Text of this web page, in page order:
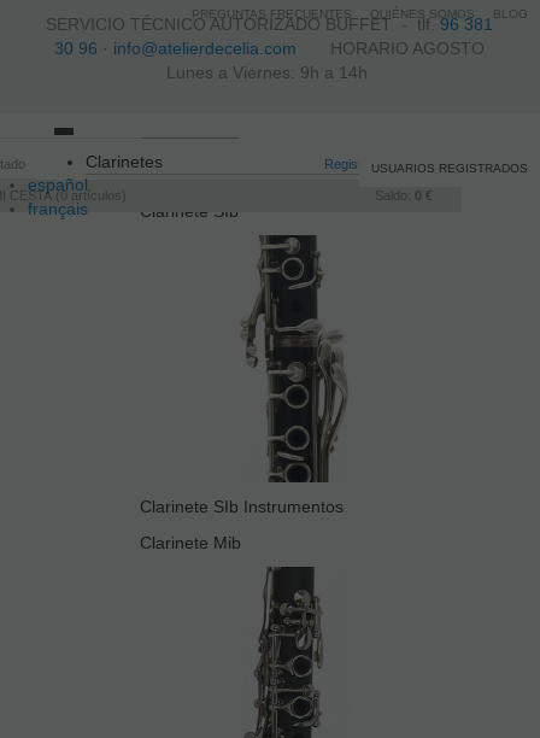
SERVICIO TÉCNICO AUTORIZADO BUFFET -tlf.96 381
30 96 · info@atelierdecelia.com HORARIO AGOSTO
Lunes a Viernes: 9h a 14h
español
français
Registro /Iniciar sesión
CESTA 0 artículos Saldo: 0 €
USUARIOS REGISTRADOS
navigation
Clarinetes
Clarinete SIb
Clarinete SIb Instrumentos
Clarinete Mib
PREGUNTAS FRECUENTES QUIÉNES SOMOS BLOG